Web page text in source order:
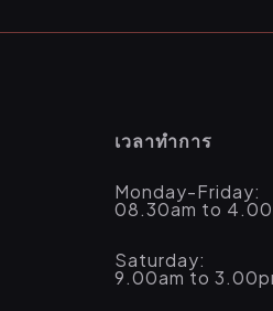
เวลาทำการ
Monday-Friday:
08.30am to
Saturday:
9.00am to